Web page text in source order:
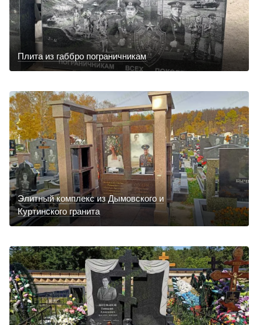
Плита из габбро пограничникам
Элитный комплекс из Дымовского и
Куртинского гранита